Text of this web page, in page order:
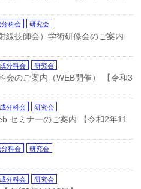
分科会 研究会
線技師会）学術研修会のご案内
分科会 研究会
会のご案内（WEB開催） 【令和3
分科会 研究会
セミナーのご案内 【令和2年11
分科会 研究会
分科会 研究会